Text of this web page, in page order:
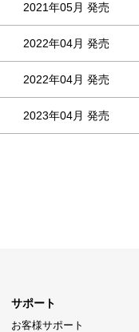
2021年05月 発売
2022年04月 発売
2022年04月 発売
2023年04月 発売
サポート
お客様サポート